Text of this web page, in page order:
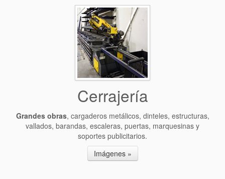
Cerrajería
Grandes obras, cargaderos metálicos, dinteles, estructuras,
vallados, barandas, escaleras, puertas, marquesinas y
soportes publicitarios.
Imágenes »